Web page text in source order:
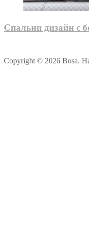
Спальни дизайн с
Copyright © 2026 Bosa.